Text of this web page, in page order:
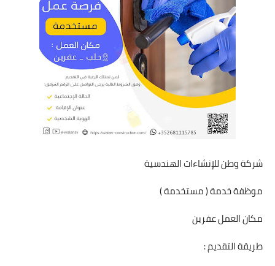
شركة وطن للإنشاءات الهندسية
موظفة خدمة ( مستخدمة )
مكان العمل عفرين
طريقة التقديم :